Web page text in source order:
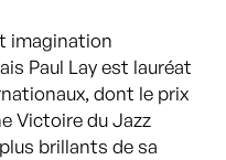
imagination
Paul Lay est lauréat
dont le prix
Victoire du Jazz
brillants de sa